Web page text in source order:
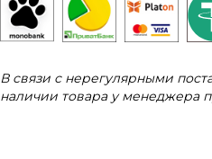
В связи с нерегулярными
наличии товара у менеджера